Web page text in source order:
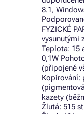
8.1,
FYZICKÉ
vysunutými
Teplota: 15
0,1W
(připojené
Kopírování:
kazety
Žlutá: 515